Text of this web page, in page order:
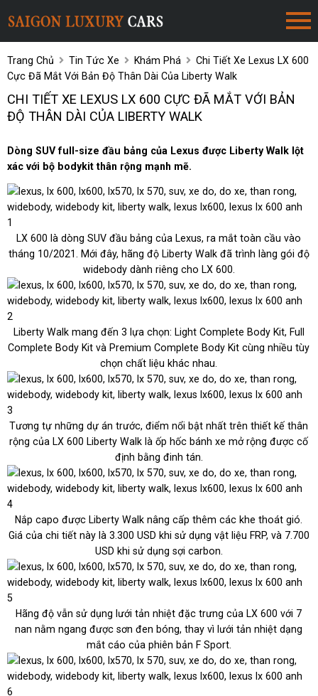
Trang Chủ Tin Tức Xe Khám Phá
Chi Tiết Xe Lexus LX 600
Cực Đã Mắt Với Bản Độ Thân Dài Của Liberty Walk
CHI TIẾT XE LEXUS LX 600 CỰC ĐÃ MẮT VỚI BẢN
ĐỘ THÂN DÀI CỦA LIBERTY WALK
Dòng SUV full-size đầu bảng của Lexus được Liberty Walk lột
xác với bộ bodykit thân rộng mạnh mẽ.
LX 600 là dòng SUV đầu bảng của Lexus, ra mắt toàn cầu vào
tháng 10/2021. Mới đây, hãng độ Liberty Walk đã trình làng gói độ
widebody dành riêng cho LX 600.
Liberty Walk mang đến 3 lựa chọn: Light Complete Body Kit, Full
Complete Body Kit và Premium Complete Body Kit cùng nhiều tùy
chọn chất liệu khác nhau.
Tương tự những dự án trước, điểm nổi bật nhất trên thiết kế thân
rộng của LX 600 Liberty Walk là ốp hốc bánh xe mở rộng được cố
định bằng đinh tán.
Nắp capo được Liberty Walk nâng cấp thêm các khe thoát gió.
Giá của chi tiết này là 3.300 USD khi sử dụng vật liệu FRP, và 7.700
USD khi sử dụng sợi carbon.
Hãng độ vẫn sử dụng lưới tản nhiệt đặc trưng của LX 600 với 7
nan nằm ngang được sơn đen bóng, thay vì lưới tản nhiệt dạng
mắt cáo của phiên bản F Sport.